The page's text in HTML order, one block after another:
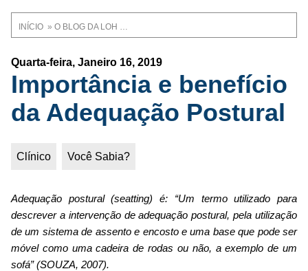
Trilha
de
navegação
INÍCIO
Quarta-feira, Janeiro 16, 2019
Importância e benefício
da Adequação Postural
Clínico Você Sabia?
Adequação postural (seatting) é: “Um termo utilizado para
descrever a intervenção de adequação postural, pela utilização
de um sistema de assento e encosto e uma base que pode ser
móvel como uma cadeira de rodas ou não, a exemplo de um
sofá” (SOUZA, 2007).